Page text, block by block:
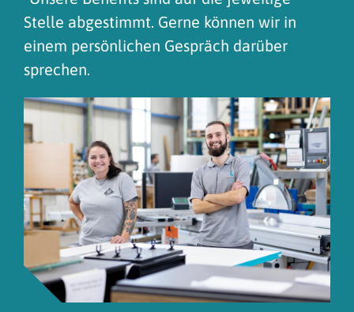
Stelle abgestimmt. Gerne können wir in
einem persönlichen Gespräch darüber
sprechen.